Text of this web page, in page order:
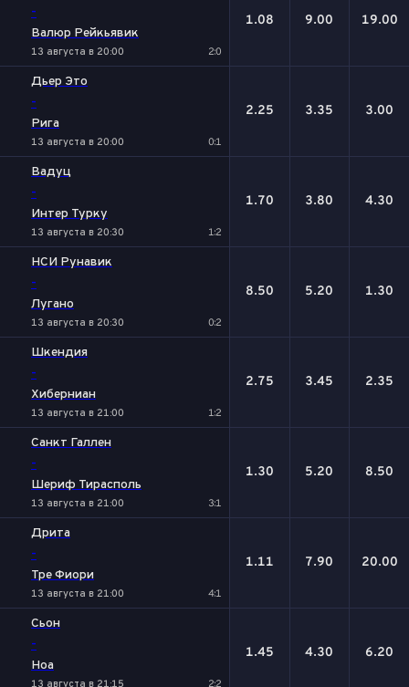
-
Валюр Рейкьявик
13 августа в 20:00 2:0
1.08 9.00 19.00
Дьер Это
-
Рига
13 августа в 20:00 0:1
2.25 3.35 3.00
Вадуц
-
Интер Турку
13 августа в 20:30 1:2
1.70 3.80 4.30
НСИ Рунавик
-
Лугано
13 августа в 20:30 0:2
8.50 5.20 1.30
Шкендия
-
Хиберниан
13 августа в 21:00 1:2
2.75 3.45 2.35
Санкт Галлен
-
Шериф Тирасполь
13 августа в 21:00 3:1
1.30 5.20 8.50
Дрита
-
Тре Фиори
13 августа в 21:00 4:1
1.11 7.90 20.00
Сьон
-
Ноа
13 августа в 21:15 2:2
1.45 4.30 6.20